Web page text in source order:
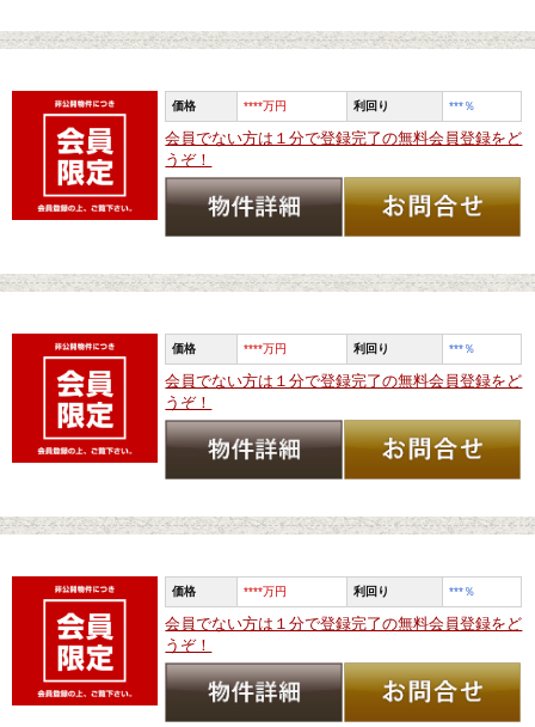
価格 ****万円 利回り ***％
会員でない方は１分で登録完了の無料会員登録をど
うぞ！
価格 ****万円 利回り ***％
会員でない方は１分で登録完了の無料会員登録をど
うぞ！
価格 ****万円 利回り ***％
会員でない方は１分で登録完了の無料会員登録をど
うぞ！